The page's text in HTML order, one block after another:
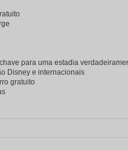
para uma estadia
Disney e internacionais
gratuito